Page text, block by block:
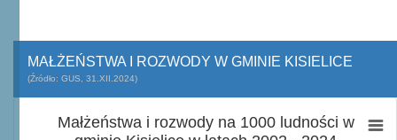
MAŁŻEŃSTWA I ROZWODY W GMINIE KISIELICE
(Źródło: GUS, 31.XII.2024)
Małżeństwa i rozwody na 1000 ludności w